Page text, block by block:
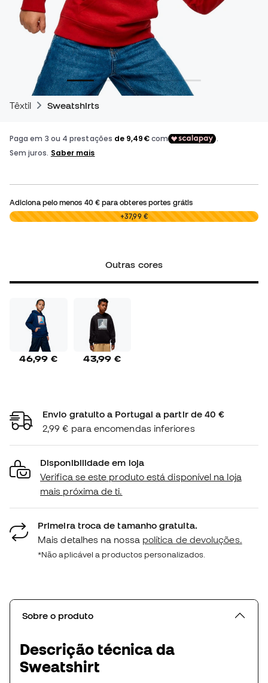
Têxtil Sweatshirts
Adiciona pelo menos 40 €para obteres portes grátis
0,00 € +37,99 €
Outras cores
46,99 € 43,99 €
Envio gratuito a Portugal a partir de 40 €
2,99 € para encomendas inferiores
Disponibilidade em loja
Verifica se este produto está disponível na loja
mais próxima de ti.
Primeira troca de tamanho gratuita.
Mais detalhes na nossa política de devoluções.
*Não aplicável a productos personalizados.
Sobre o produto
Descrição técnica da
Sweatshirt